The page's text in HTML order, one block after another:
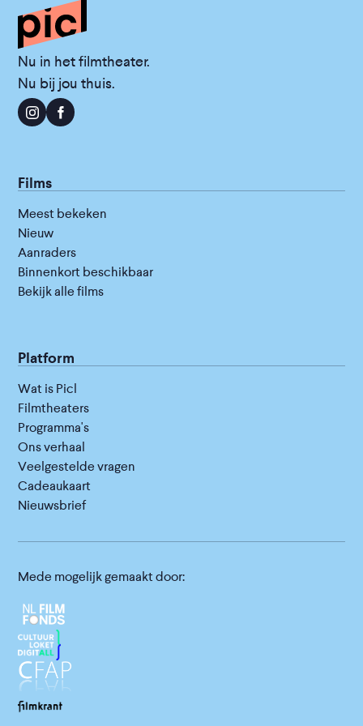
Nu in het filmtheater.
Nu bij jou thuis.
Films
Meest bekeken
Nieuw
Aanraders
Binnenkort beschikbaar
Bekijk alle films
Platform
Wat is Picl
Filmtheaters
Programma's
Ons verhaal
Veelgestelde vragen
Cadeaukaart
Nieuwsbrief
Mede mogelijk gemaakt door: